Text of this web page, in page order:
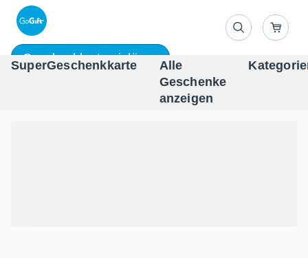
Geschenkkarte einlösen
SuperGeschenkkarte
Alle
Geschenke
anzeigen